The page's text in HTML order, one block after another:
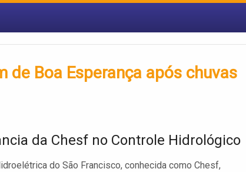
de Boa Esperança após chuvas
da Chesf no Controle Hidrológico
do São Francisco, conhecida como Chesf,